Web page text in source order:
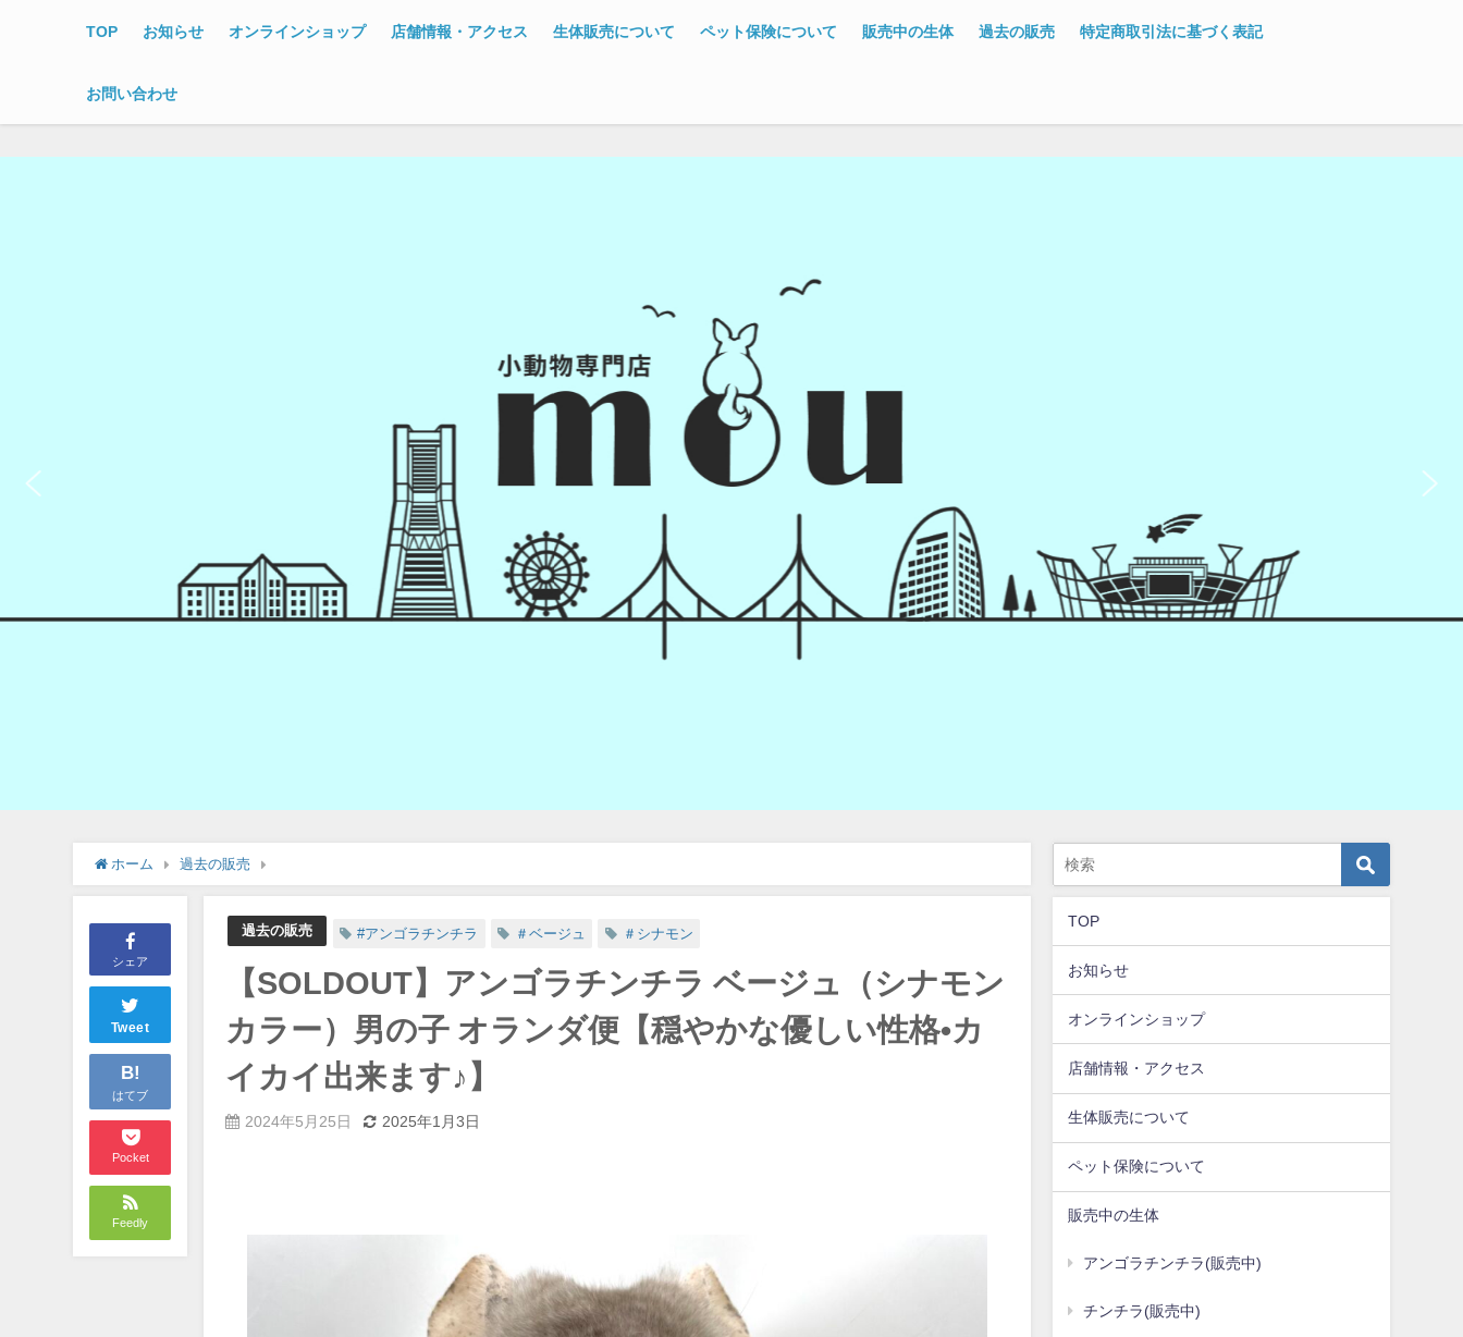
TOP お知らせ オンラインショップ 店舗情報・アクセス 生体販売について ペット保険について 販売中の生体 過去の販売 特定商取引法に基づく表記
お問い合わせ
ホーム 過去の販売 【SOLDOUT】アンゴラチンチラ ベージュ（シナモンカラー）男の子 オランダ便【穏やかな優しい性格•カイカイ出来ます♪】
シェア
Tweet
B!
はてブ
Pocket
Feedly
過去の販売 #アンゴラチンチラ ＃ベージュ ＃シナモン
【SOLDOUT】アンゴラチンチラ ベージュ（シナモン
カラー）男の子 オランダ便【穏やかな優しい性格•カ
イカイ出来ます♪】
2024年5月25日 2025年1月3日
TOP
お知らせ
オンラインショップ
店舗情報・アクセス
生体販売について
ペット保険について
販売中の生体
アンゴラチンチラ(販売中)
チンチラ(販売中)